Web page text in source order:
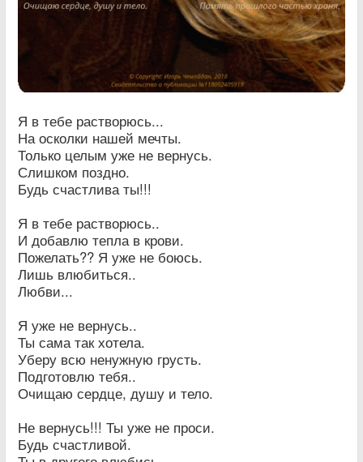
Я в тебе растворюсь...
На осколки нашей мечты.
Только целым уже не вернусь.
Слишком поздно.
Будь счастлива ты!!!
Я в тебе растворюсь..
И добавлю тепла в крови.
Пожелать?? Я уже не боюсь.
Лишь влюбиться..
Любви...
Я уже не вернусь..
Ты сама так хотела.
Уберу всю ненужную грусть.
Подготовлю тебя..
Очищаю сердце, душу и тело.
Не вернусь!!! Ты уже не проси.
Будь счастливой.